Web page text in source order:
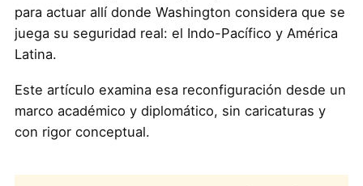
para actuar allí donde Washington considera que se
juega su seguridad real: el Indo-Pacífico y América
Latina.
Este artículo examina esa reconfiguración desde un
marco académico y diplomático, sin caricaturas y
con rigor conceptual.